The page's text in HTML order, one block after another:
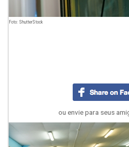
Foto: ShutterStock
ou envie para seus